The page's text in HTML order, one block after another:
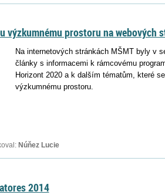
výzkumnému prostoru na webových
Na internetových stránkách MŠMT byly v
články s informacemi k rámcovému
Horizont 2020 a k dalším tématům, které
výzkumnému prostoru.
Núňez Lucie
2014